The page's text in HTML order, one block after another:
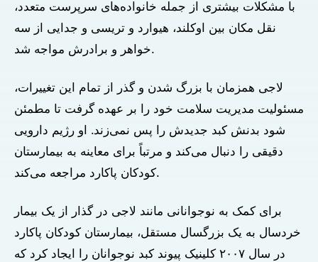
با مشکلات بیشتری از جمله خانواده‌های سرپرست متعدد،
نقل مکان بین اوکلند، هیوارد و تریسی و جدایی از سه
خواهر و برادرش مواجه شد.
لاجی همزمان با بزرگ شدن و گذر از تمام این تغییرات،
مسئولیت مدیریت سلامت خود را بر عهده گرفت تا مطمئن
شود بدنش کبد جدیدش را پس نمی‌زند. او رژیم دارویی
دقیقی را دنبال می‌کند و مرتباً برای معاینه به بیمارستان
کودکان پاکارد مراجعه می‌کند.
برای کمک به نوجوانانی مانند لاجی در گذار از یک بیمار
خردسال به یک بزرگسال مستقل، بیمارستان کودکان پاکارد
در سال ۲۰۰۷ کلینیک پیوند کبد نوجوانان را ایجاد کرد که